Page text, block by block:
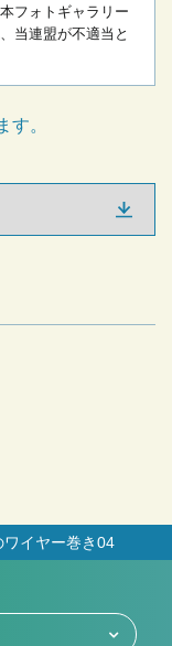
本フォトギャラリー
当連盟が不適当と
す。
ワイヤー巻き04